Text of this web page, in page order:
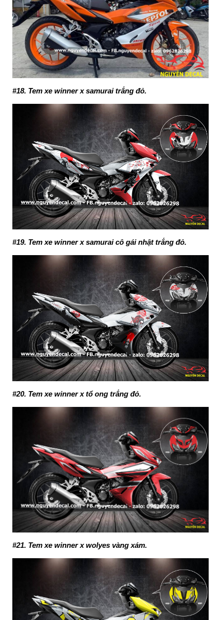
#18. Tem xe winner x samurai trắng đỏ.
#19. Tem xe winner x samurai cô gái nhật trắng đỏ.
#20. Tem xe winner x tổ ong trắng đỏ.
#21. Tem xe winner x wolyes vàng xám.